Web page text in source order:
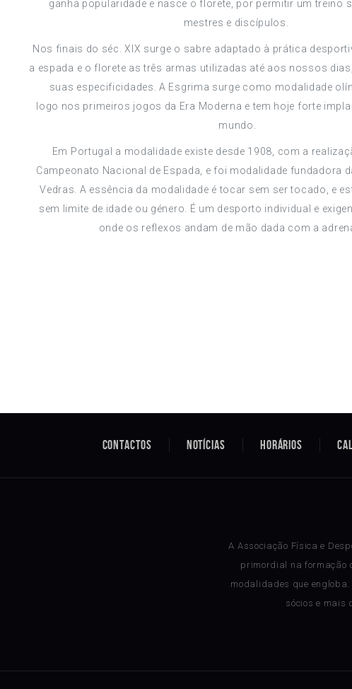
ganha popularidade e nasce o florete, por permitir um treino
mestres e discípulos.
Nos finais do séc. XIX surge o sabre adaptado à prática
a espada e o florete as três armas utilizadas até aos nossos
suas especificidades. A Esgrima surge como modalidade
logo nos primeiros jogos da Era Moderna e tem hoje forte
mundo.
Em Portugal a modalidade existe desde 1908, com a
Campeonato Nacional de Espada, e foi modalidade fundadora
Vedras. A essência da modalidade é tocar sem ser tocado, e
sem limite de idade ou género. É um desporto individual e
onde os reflexos andam de mão dada com a
Contactos Notícias Horários
A Associação Física e
primordial na formação
modalidades que
sócios e mais